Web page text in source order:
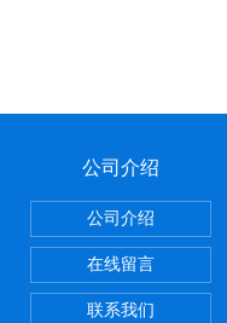
公司介绍
公司介绍
在线留言
联系我们